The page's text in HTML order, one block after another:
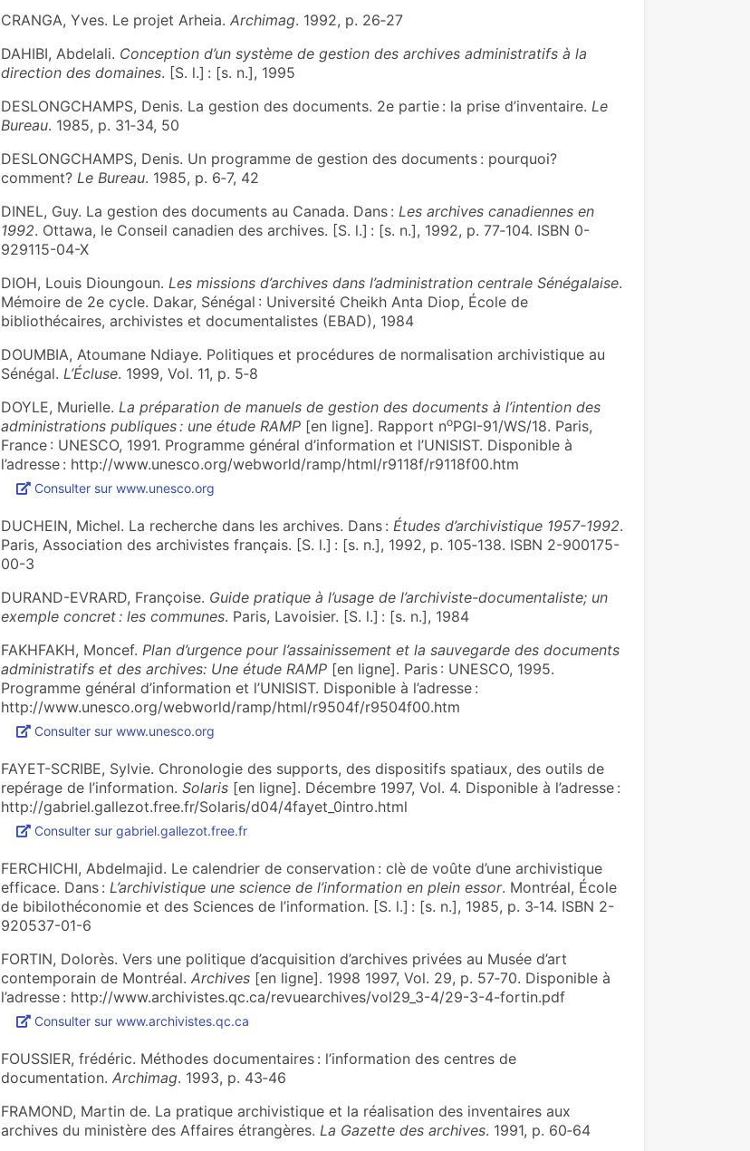
CRANGA, Yves. Le projet Arheia. Archimag. 1992, p. 26‑27
DAHIBI, Abdelali. Conception d’un système de gestion des archives administratifs à la
direction des domaines. [S. l.] : [s. n.], 1995
DESLONGCHAMPS, Denis. La gestion des documents. 2e partie : la prise d’inventaire. Le
Bureau. 1985, p. 31‑34, 50
DESLONGCHAMPS, Denis. Un programme de gestion des documents : pourquoi?
comment? Le Bureau. 1985, p. 6‑7, 42
DINEL, Guy. La gestion des documents au Canada. Dans : Les archives canadiennes en
1992. Ottawa, le Conseil canadien des archives. [S. l.] : [s. n.], 1992, p. 77‑104. ISBN 0-
929115-04-X
DIOH, Louis Dioungoun. Les missions d’archives dans l’administration centrale Sénégalaise.
Mémoire de 2e cycle. Dakar, Sénégal : Université Cheikh Anta Diop, École de
bibliothécaires, archivistes et documentalistes (EBAD), 1984
DOUMBIA, Atoumane Ndiaye. Politiques et procédures de normalisation archivistique au
Sénégal. L’Écluse. 1999, Vol. 11, p. 5‑8
DOYLE, Murielle. La préparation de manuels de gestion des documents à l’intention des
administrations publiques : une étude RAMP[en ligne]. Rapport noPGI-91/WS/18. Paris,
France : UNESCO, 1991. Programme général d’information et l’UNISIST. Disponible à
l’adresse : http://www.unesco.org/webworld/ramp/html/r9118f/r9118f00.htm
Consulter sur www.unesco.org
DUCHEIN, Michel. La recherche dans les archives. Dans : Études d’archivistique 1957-1992.
Paris, Association des archivistes français. [S. l.] : [s. n.], 1992, p. 105‑138. ISBN 2-900175-
00-3
DURAND-EVRARD, Françoise. Guide pratique à l’usage de l’archiviste-documentaliste; un
exemple concret : les communes. Paris, Lavoisier. [S. l.] : [s. n.], 1984
FAKHFAKH, Moncef. Plan d’urgence pour l’assainissement et la sauvegarde des documents
administratifs et des archives: Une étude RAMP[en ligne]. Paris : UNESCO, 1995.
Programme général d’information et l’UNISIST. Disponible à l’adresse :
http://www.unesco.org/webworld/ramp/html/r9504f/r9504f00.htm
Consulter sur www.unesco.org
FAYET-SCRIBE, Sylvie. Chronologie des supports, des dispositifs spatiaux, des outils de
repérage de l’information. Solaris[en ligne]. Décembre 1997, Vol. 4. Disponible à l’adresse :
http://gabriel.gallezot.free.fr/Solaris/d04/4fayet_0intro.html
Consulter sur gabriel.gallezot.free.fr
FERCHICHI, Abdelmajid. Le calendrier de conservation : clè de voûte d’une archivistique
efficace. Dans : L’archivistique une science de l’information en plein essor. Montréal, École
de bibilothéconomie et des Sciences de l’information. [S. l.] : [s. n.], 1985, p. 3‑14. ISBN 2-
920537-01-6
FORTIN, Dolorès. Vers une politique d’acquisition d’archives privées au Musée d’art
contemporain de Montréal. Archives[en ligne]. 1998 1997, Vol. 29, p. 57‑70. Disponible à
l’adresse : http://www.archivistes.qc.ca/revuearchives/vol29_3-4/29-3-4-fortin.pdf
Consulter sur www.archivistes.qc.ca
FOUSSIER, frédéric. Méthodes documentaires : l’information des centres de
documentation. Archimag. 1993, p. 43‑46
FRAMOND, Martin de. La pratique archivistique et la réalisation des inventaires aux
archives du ministère des Affaires étrangères. La Gazette des archives. 1991, p. 60‑64